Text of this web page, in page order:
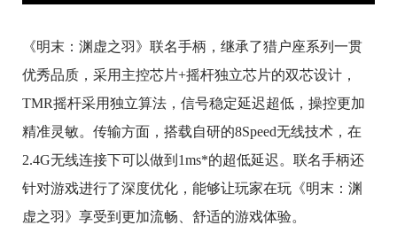
《明末：渊虚之羽》联名手柄，继承了猎户座系列一贯
优秀品质，采用主控芯片+摇杆独立芯片的双芯设计，
TMR摇杆采用独立算法，信号稳定延迟超低，操控更加
精准灵敏。传输方面，搭载自研的8Speed无线技术，在
2.4G无线连接下可以做到1ms*的超低延迟。联名手柄还
针对游戏进行了深度优化，能够让玩家在玩《明末：渊
虚之羽》享受到更加流畅、舒适的游戏体验。